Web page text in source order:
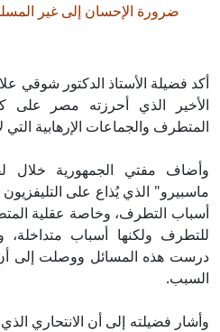
ضرورة الإحسان إلى غير المسلمين
فضيلة الأستاذ الدكتور شوقي علام
الذي أحرزته مصر على
والجماعات الإرهابية التي لا
مفتي الجمهورية خلال
الذي يُذاع على التليفزيون
التطرف، وخاصة عقلية
ولكنها أسباب متداخلة،
هذه المسائل ووصلت إلى أن
فضيلته إلى أن الانتحاري الذي